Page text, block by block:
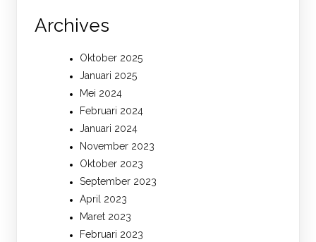
Archives
Oktober 2025
Januari 2025
Mei 2024
Februari 2024
Januari 2024
November 2023
Oktober 2023
September 2023
April 2023
Maret 2023
Februari 2023